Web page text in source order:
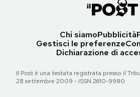
Chi siamoPubblicità
Gestisci le preferenze
Dichiarazione di
Il Post è una testata registrata presso il
28 settembre 2009 - ISSN 2610-9980